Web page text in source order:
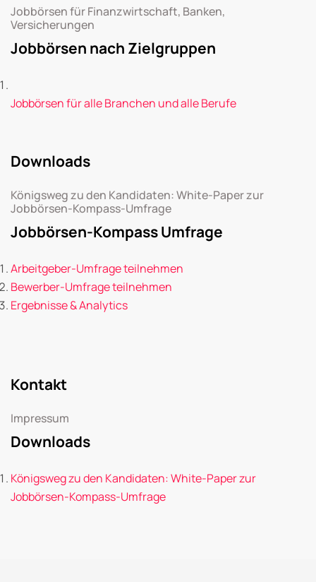
Jobbörsen für Finanzwirtschaft, Banken,
Versicherungen
Jobbörsen nach Zielgruppen
Jobbörsen für alle Branchen und alle Berufe
Downloads
Königsweg zu den Kandidaten: White-Paper zur
Jobbörsen-Kompass-Umfrage
Jobbörsen-Kompass Umfrage
Arbeitgeber-Umfrage teilnehmen
Bewerber-Umfrage teilnehmen
Ergebnisse & Analytics
Kontakt
Impressum
Downloads
Königsweg zu den Kandidaten: White-Paper zur
Jobbörsen-Kompass-Umfrage